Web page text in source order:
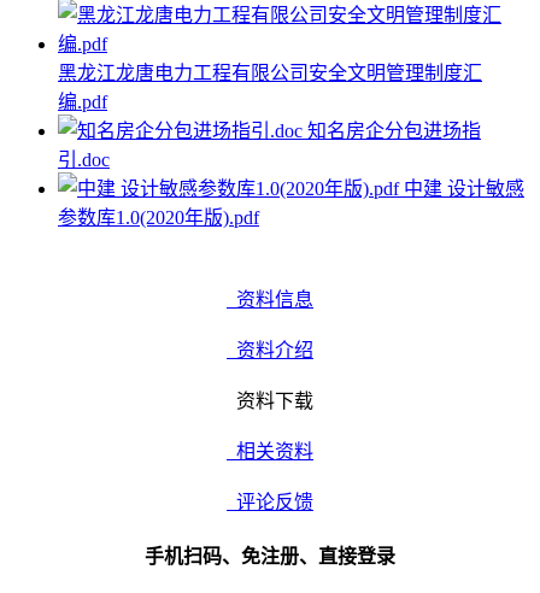
黑龙江龙唐电力工程有限公司安全文明管理制度汇
编.pdf
知名房企分包进场指
引.doc
中建 设计敏感
参数库1.0(2020年版).pdf
资料信息
资料介绍
资料下载
相关资料
评论反馈
手机扫码、免注册、直接登录